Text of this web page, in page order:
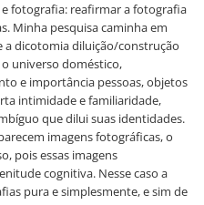
fotografia: reafirmar a fotografia
Minha pesquisa caminha em
a dicotomia diluição/construção
universo doméstico,
e importância pessoas, objetos
intimidade e familiaridade,
que dilui suas identidades.
imagens fotográficas, o
pois essas imagens
cognitiva. Nesse caso a
pura e simplesmente, e sim de